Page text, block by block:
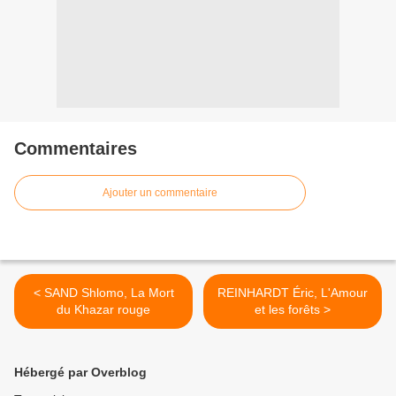
Commentaires
Ajouter un commentaire
< SAND Shlomo, La Mort
du Khazar rouge
REINHARDT Éric, L'Amour
et les forêts >
Hébergé par Overblog